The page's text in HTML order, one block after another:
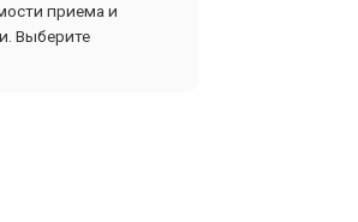
приема и
Выберите